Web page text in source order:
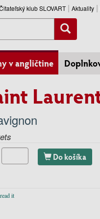
klub SLOVART Aktuality
v angličtine
Do košíka